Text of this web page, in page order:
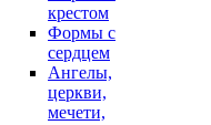
крестом
Формы с
сердцем
Ангелы,
церкви,
мечети,